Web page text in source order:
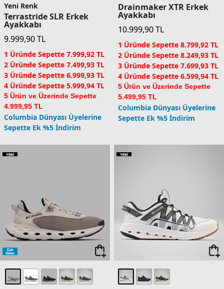
Yeni Renk
Terrastride SLR Erkek
Ayakkabı
9.999,90TL
1 Üründe Sepette 7.999,92 TL
2 Üründe Sepette 7.499,93 TL
3 Üründe Sepette 6.999,93 TL
4 Üründe Sepette 5.999,94 TL
5 Ürün ve Üzerinde Sepette
4.999,95 TL
Columbia Dünyası Üyelerine
Sepette Ek %5 İndirim
Drainmaker XTR Erkek
Ayakkabı
10.999,90TL
1 Üründe Sepette 8.799,92 TL
2 Üründe Sepette 8.249,93 TL
3 Üründe Sepette 7.699,93 TL
4 Üründe Sepette 6.599,94 TL
5 Ürün ve Üzerinde Sepette
5.499,95 TL
Columbia Dünyası Üyelerine
Sepette Ek %5 İndirim